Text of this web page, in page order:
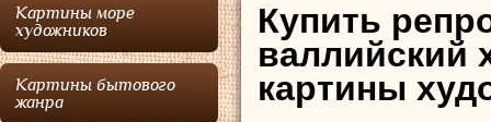
Картины море
художников
Картины бытового
жанра
Купить
валлийский
картины